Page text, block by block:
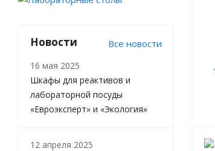
Новости Все новости
16 мая 2025
Шкафы для реактивов и
лабораторной посуды
«Евроэксперт» и «Экология»
12 апреля 2025